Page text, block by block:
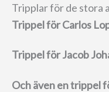
Tripplar för de stora
Trippel för Carlos
Trippel för Jacob
Och även en trippel